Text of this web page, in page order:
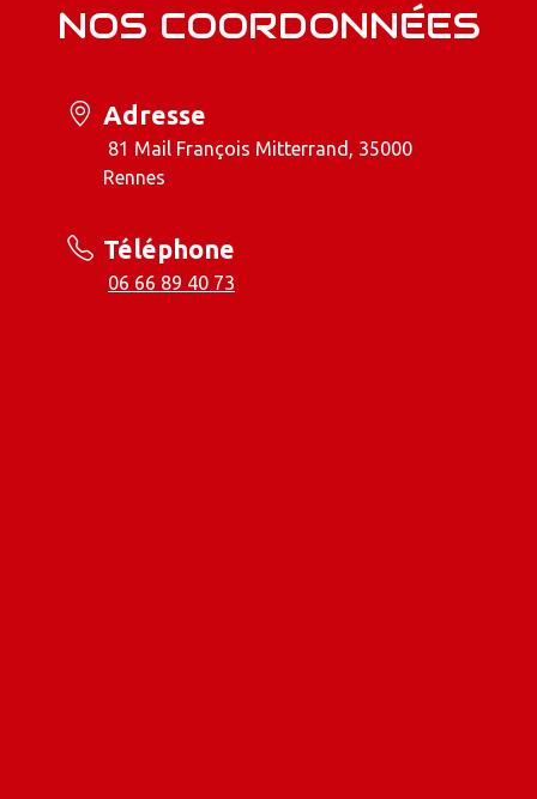
NOS COORDONNÉES
Adresse
81 Mail François Mitterrand, 35000
Rennes
Téléphone
06 66 89 40 73